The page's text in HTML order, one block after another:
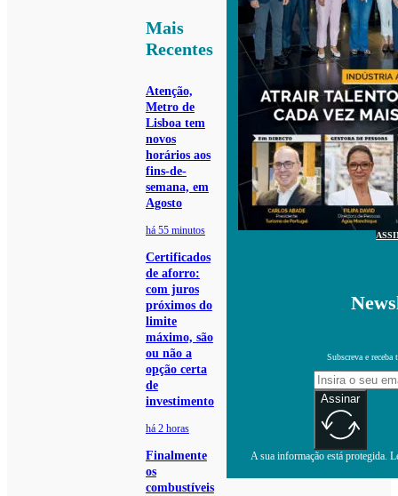
Mais
Recentes
Atenção,
Metro de
Lisboa tem
novos
horários aos
fins-de-
semana, em
Agosto
há 55 minutos
Certificados
de aforro:
com juros
próximos do
limite
máximo, são
ou não a
opção certa
de
investimento
há 2 horas
Finalmente
os
combustíveis
Subscreva e receba
Assinar
A sua informação está protegida.